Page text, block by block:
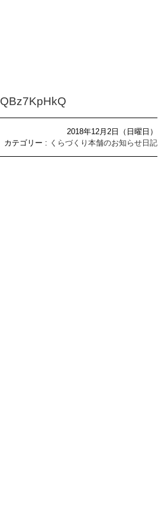
2018年12月2日（日曜日）
カテゴリー : くらづくり本舗のお知らせ日記